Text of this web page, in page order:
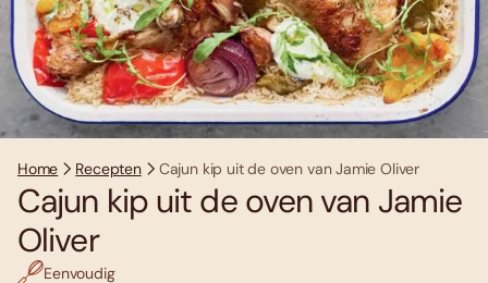
Home Recepten Cajun kip uit de oven van Jamie Oliver
Cajun kip uit de oven van Jamie
Oliver
Eenvoudig